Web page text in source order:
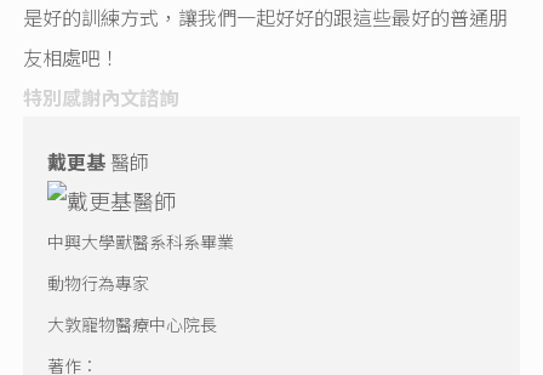
是好的訓練方式，讓我們一起好好的跟這些最好的普通朋
友相處吧！
特別感謝內文諮詢
戴更基 醫師
中興大學獸醫系科系畢業
動物行為專家
大敦寵物醫療中心院長
著作：